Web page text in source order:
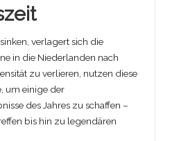
verlagert sich die
in die Niederlanden nach
zu verlieren, nutzen diese
um einige der
des Jahres zu schaffen –
bis hin zu legendären